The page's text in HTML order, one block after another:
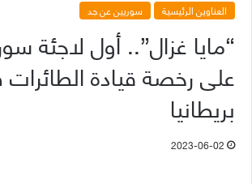
العناوين الرئيسية سوريين عن جد
“مايا غزال”.. أول لاجئة
على رخصة قيادة
بريطانيا
2023-06-02